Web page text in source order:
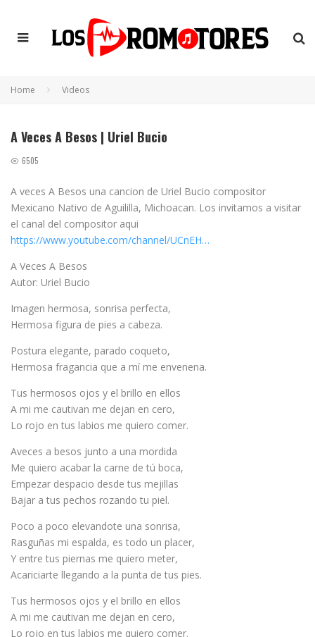
Home Videos
A Veces A Besos | Uriel Bucio
6505
A veces A Besos una cancion de Uriel Bucio compositor
Mexicano Nativo de Aguililla, Michoacan. Los invitamos a visitar
el canal del compositor aqui
https://www.youtube.com/channel/UCnEH…
A Veces A Besos
Autor: Uriel Bucio
Imagen hermosa, sonrisa perfecta,
Hermosa figura de pies a cabeza.
Postura elegante, parado coqueto,
Hermosa fragancia que a mí me envenena.
Tus hermosos ojos y el brillo en ellos
A mi me cautivan me dejan en cero,
Lo rojo en tus labios me quiero comer.
Aveces a besos junto a una mordida
Me quiero acabar la carne de tú boca,
Empezar despacio desde tus mejillas
Bajar a tus pechos rozando tu piel.
Poco a poco elevandote una sonrisa,
Rasguñas mi espalda, es todo un placer,
Y entre tus piernas me quiero meter,
Acariciarte llegando a la punta de tus pies.
Tus hermosos ojos y el brillo en ellos
A mi me cautivan me dejan en cero,
Lo rojo en tus labios me quiero comer.